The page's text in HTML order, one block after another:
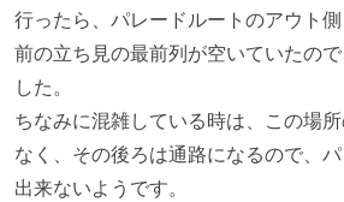
行ったら、パレードルートのアウト
前の立ち見の最前列が空いていたの
した。
ちなみに混雑している時は、この場
なく、その後ろは通路になるので、
出来ないようです。